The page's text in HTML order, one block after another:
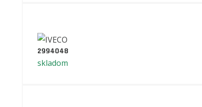
2994048
skladom